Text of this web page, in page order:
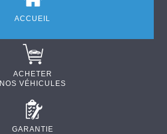
ACCUEIL
ACHETER
NOS VÉHICULES
GARANTIE